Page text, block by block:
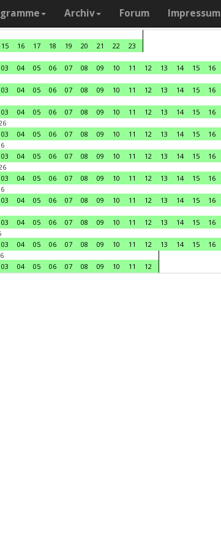
Archiv Forum Impressum
15 16 17 18 19 20 21 22
23
03 04 05 06 07 08 09 10 11 12 13 14 15 16
03 04 05 06 07 08 09 10 11 12 13 14 15 16
03 04 05 06 07 08 09 10 11 12 13 14 15 16
03 04 05 06 07 08 09 10 11 12 13 14 15 16
03 04 05 06 07 08 09 10 11 12 13 14 15 16
03 04 05 06 07 08 09 10 11 12 13 14 15 16
03 04 05 06 07 08 09 10 11 12 13 14 15 16
03 04 05 06 07 08 09 10 11 12 13 14 15 16
03 04 05 06 07 08 09 10 11 12 13 14 15 16
03 04 05 06 07 08 09 10 11 12